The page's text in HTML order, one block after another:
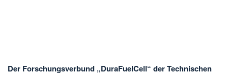
Der Forschungsverbund „DuraFuelCell“ der Technischen